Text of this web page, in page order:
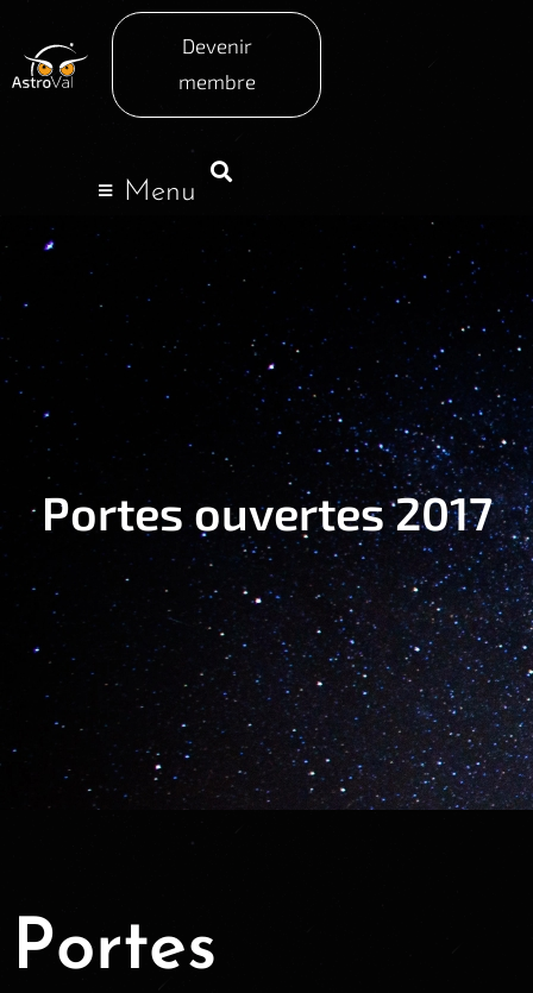
Devenir
membre
Menu
Portes ouvertes 2017
Portes